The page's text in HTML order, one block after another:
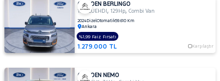
Tüm
AUDI
BMC
BMW
BYD
CITROEN BERLINGO
1.5 BLUEHDI ,129Hp,Combi Van
2024DizelOtomatik59.610 Km
Ankara
1.279.000 TL Karşılaştır
%1,99 Faiz Fırsatı
CITROEN NEMO